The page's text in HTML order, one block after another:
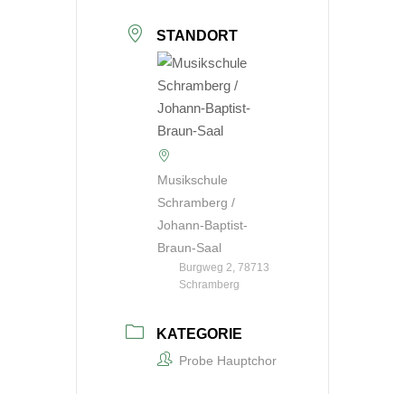
STANDORT
Musikschule
Schramberg /
Johann-Baptist-
Braun-Saal
Burgweg 2, 78713
Schramberg
KATEGORIE
Probe Hauptchor